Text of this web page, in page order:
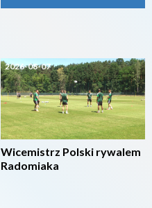
2026-08-07
Wicemistrz Polski rywalem
Radomiaka